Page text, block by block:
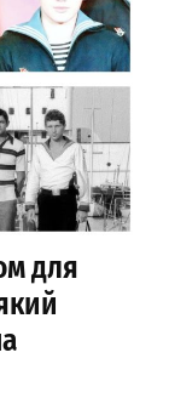
для